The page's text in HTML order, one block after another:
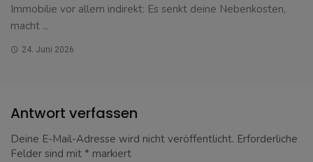
Immobilie vor allem indirekt: Es senkt deine Nebenkosten,
macht ...
24. Juni 2026
Antwort verfassen
Deine E-Mail-Adresse wird nicht veröffentlicht. Erforderliche
Felder sind mit * markiert